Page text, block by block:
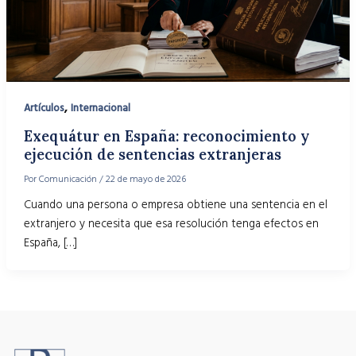
Artículos, Internacional
Exequátur en España: reconocimiento y
ejecución de sentencias extranjeras
PorComunicación /22 de mayo de 2026
Cuando una persona o empresa obtiene una sentencia en el
extranjero y necesita que esa resolución tenga efectos en
España, […]